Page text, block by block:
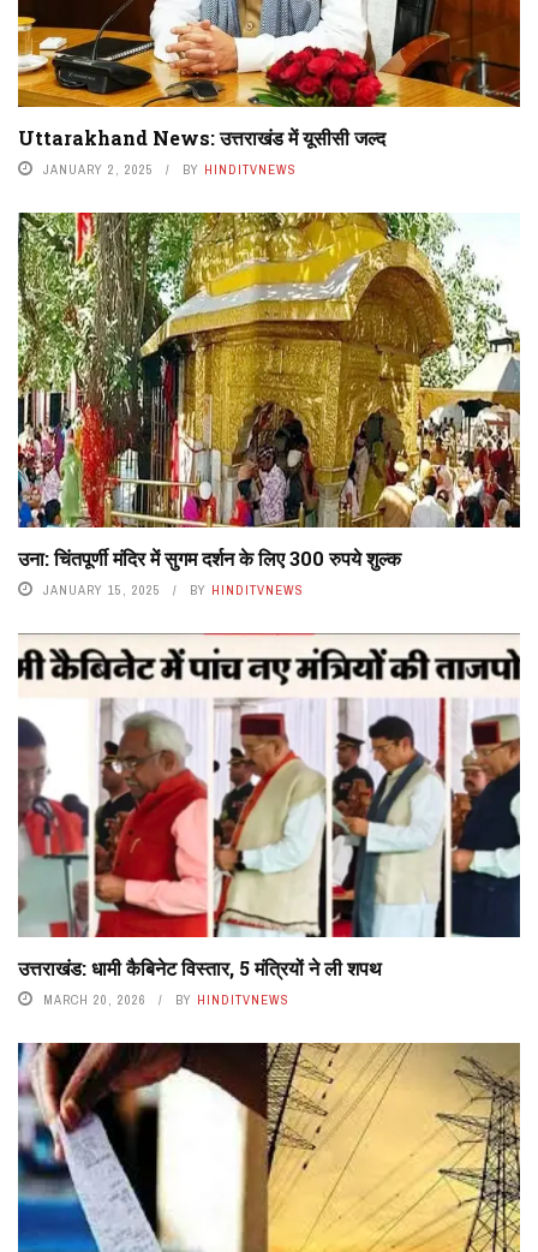
Uttarakhand News: उत्तराखंड में यूसीसी जल्द
JANUARY 2, 2025 BY HINDITVNEWS
उना: चिंतपूर्णी मंदिर में सुगम दर्शन के लिए 300 रुपये शुल्क
JANUARY 15, 2025 BY HINDITVNEWS
उत्तराखंड: धामी कैबिनेट विस्तार, 5 मंत्रियों ने ली शपथ
MARCH 20, 2026 BY HINDITVNEWS